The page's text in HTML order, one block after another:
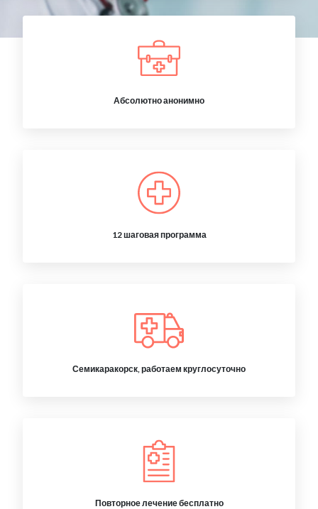
Абсолютно анонимно
12 шаговая программа
Семикаракорск, работаем круглосуточно
Повторное лечение бесплатно